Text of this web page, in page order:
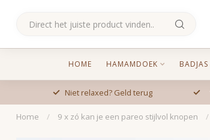
HOME HAMAMDOEK BADJAS
Niet relaxed? Geld terug
Home / 9 x zó kan je een pareo stijlvol knopen /